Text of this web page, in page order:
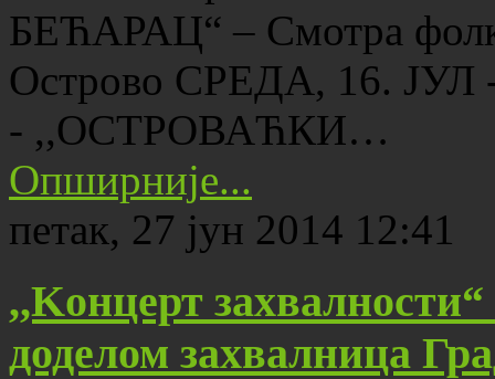
БЕЋАРАЦ“ – Смотра
Острово СРЕДА, 16. ЈУЛ
- ,,ОСТРОВАЋКИ…
Опширније...
петак, 27 јун 2014 12:41
,,Kонцерт
доделом захвалница